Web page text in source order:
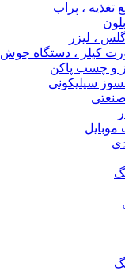
تغذیه ، پراب
، لیزر
کیلر ، دستگاه جوش
و چسب پاکن
نسوز سیلیکونی